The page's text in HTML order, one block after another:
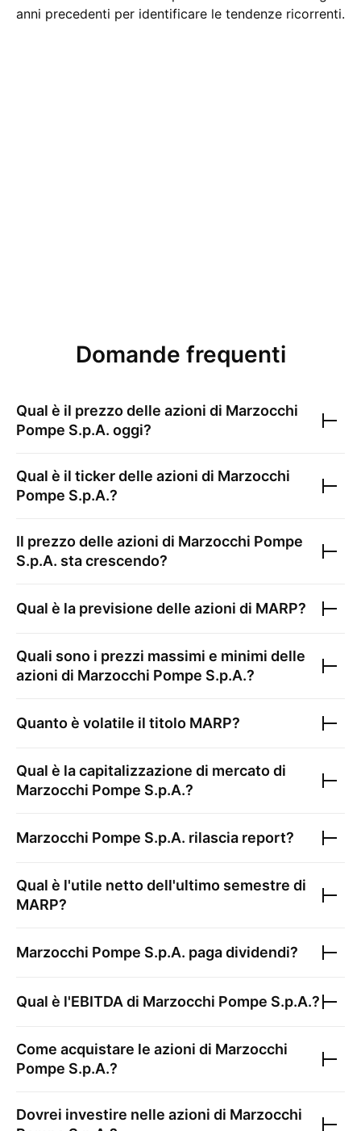
anni precedenti per identificare le tendenze ricorrenti.
Domande frequenti
Qual è il prezzo delle azioni di Marzocchi
Pompe S.p.A. oggi?
Qual è il ticker delle azioni di Marzocchi
Pompe S.p.A.?
Il prezzo delle azioni di Marzocchi Pompe
S.p.A. sta crescendo?
Qual è la previsione delle azioni di MARP?
Quali sono i prezzi massimi e minimi delle
azioni di Marzocchi Pompe S.p.A.?
Quanto è volatile il titolo MARP?
Qual è la capitalizzazione di mercato di
Marzocchi Pompe S.p.A.?
Marzocchi Pompe S.p.A. rilascia report?
Qual è l'utile netto dell'ultimo semestre di
MARP?
Marzocchi Pompe S.p.A. paga dividendi?
Qual è l'EBITDA di Marzocchi Pompe S.p.A.?
Come acquistare le azioni di Marzocchi
Pompe S.p.A.?
Dovrei investire nelle azioni di Marzocchi